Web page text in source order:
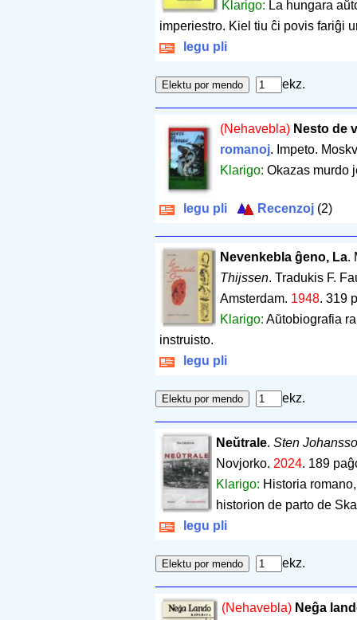
Klarigo: La hungara
imperiestro. Kiel tiu ĉi povis fariĝi
legu pli
ekz.
(Nehavebla) Nesto de
romanoj. Impeto.
Klarigo: Okazas murdo
legu pli Recenzoj (2)
Nevenkebla ĝeno, La.
Thijssen. Tradukis F.
Amsterdam. 1948. 319
Klarigo: Aŭtobiografia
instruisto.
legu pli
ekz.
Neŭtrale.Sten
Novjorko. 2024. 189
Klarigo: Historia
historion de parto de
legu pli
ekz.
(Nehavebla) Neĝa